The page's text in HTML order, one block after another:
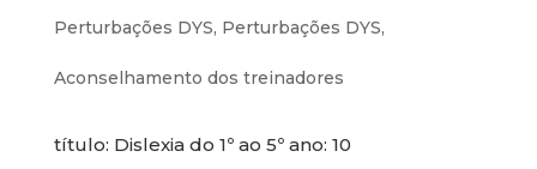
Perturbações DYS, Perturbações DYS,
Aconselhamento dos treinadores
título: Dislexia do 1º ao 5º ano: 10